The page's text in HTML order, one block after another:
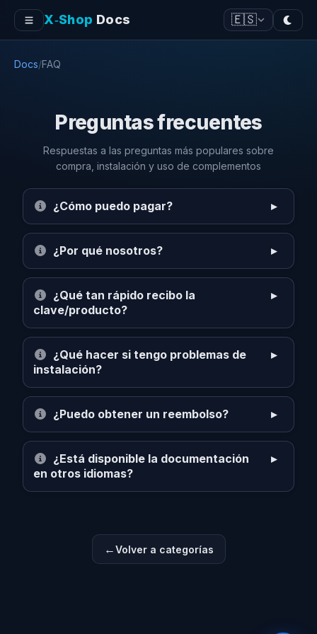
X‑Shop Docs 🇪🇸
Docs/FAQ
Preguntas frecuentes
Respuestas a las preguntas más populares sobre
compra, instalación y uso de complementos
¿Cómo puedo pagar?
¿Por qué nosotros?
¿Qué tan rápido recibo la
clave/producto?
¿Qué hacer si tengo problemas de
instalación?
¿Puedo obtener un reembolso?
¿Está disponible la documentación
en otros idiomas?
Volver a categorías